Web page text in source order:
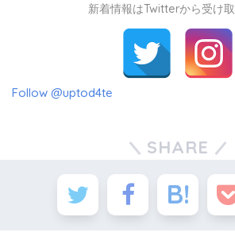
新着情報はTwitterから受け
Follow @uptod4te
SHARE